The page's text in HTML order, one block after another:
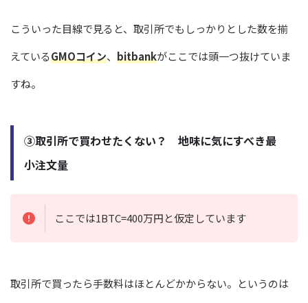
こういった目線で見ると、取引所でもしっかりとした数を揃
えているGMOコイン、 bitbankがここでは頭一つ抜けていま
すね。
③取引所で買わせたくない？ 地味に気にすべき最
小注文量
ここでは1BTC=400万円と仮定しています
取引所で買ったら手数料はほとんどかからない。というのは